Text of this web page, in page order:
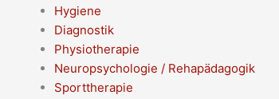
Hygiene
Diagnostik
Physiotherapie
Neuropsychologie / Rehapädagogik
Sporttherapie